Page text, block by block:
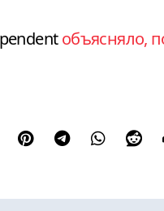
объясняло,